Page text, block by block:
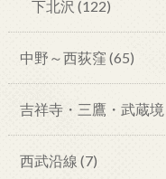
下北沢 (122)
中野～西荻窪 (65)
吉祥寺・三鷹・武蔵境
西武沿線 (7)